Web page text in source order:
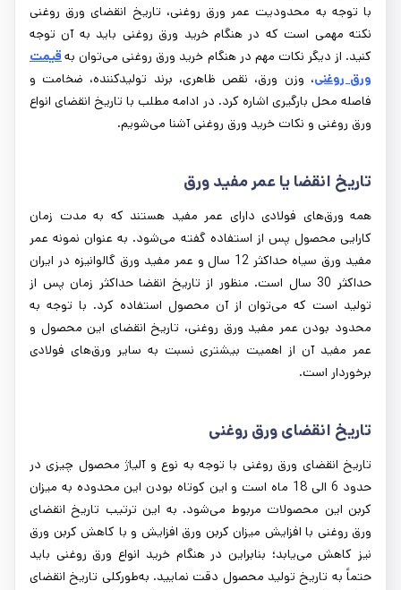
با توجه به محدودیت عمر ورق روغنی، تاریخ انقضای ورق روغنی
نکته مهمی است که در هنگام خرید ورق روغنی باید به آن توجه
کنید. از دیگر نکات مهم در هنگام خرید ورق روغنی می‌توان بهقیمت
ورق روغنی، وزن ورق، نقص ظاهری، برند تولیدکننده، ضخامت و
فاصله محل بارگیری اشاره کرد. در ادامه مطلب با تاریخ انقضای انواع
ورق روغنی و نکات خرید ورق روغنی آشنا می‌شویم.
تاریخ انقضا یا عمر مفید ورق
همه ورق‌های فولادی دارای عمر مفید هستند که به مدت زمان
کارایی محصول پس از استفاده گفته می‌شود. به عنوان نمونه عمر
مفید ورق سیاه حداکثر 12 سال و عمر مفید ورق گالوانیزه در ایران
حداکثر 30 سال است. منظور از تاریخ انقضا حداکثر زمان پس از
تولید است که می‌توان از آن محصول استفاده کرد. با توجه به
محدود بودن عمر مفید ورق روغنی، تاریخ انقضای این محصول و
عمر مفید آن از اهمیت بیشتری نسبت به سایر ورق‌های فولادی
برخوردار است.
تاریخ انقضای ورق روغنی
تاریخ انقضای ورق روغنی با توجه به نوع و آلیاژ محصول چیزی در
حدود 6 الی 18 ماه است و این کوتاه بودن این محدوده به میزان
کربن این محصولات مربوط می‌شود. به این ترتیب تاریخ انقضای
ورق روغنی با افزایش میزان کربن ورق افزایش و با کاهش کربن ورق
نیز کاهش می‌یابد؛ بنابراین در هنگام خرید انواع ورق روغنی باید
حتماً به تاریخ تولید محصول دقت نمایید. به‌طورکلی تاریخ انقضای